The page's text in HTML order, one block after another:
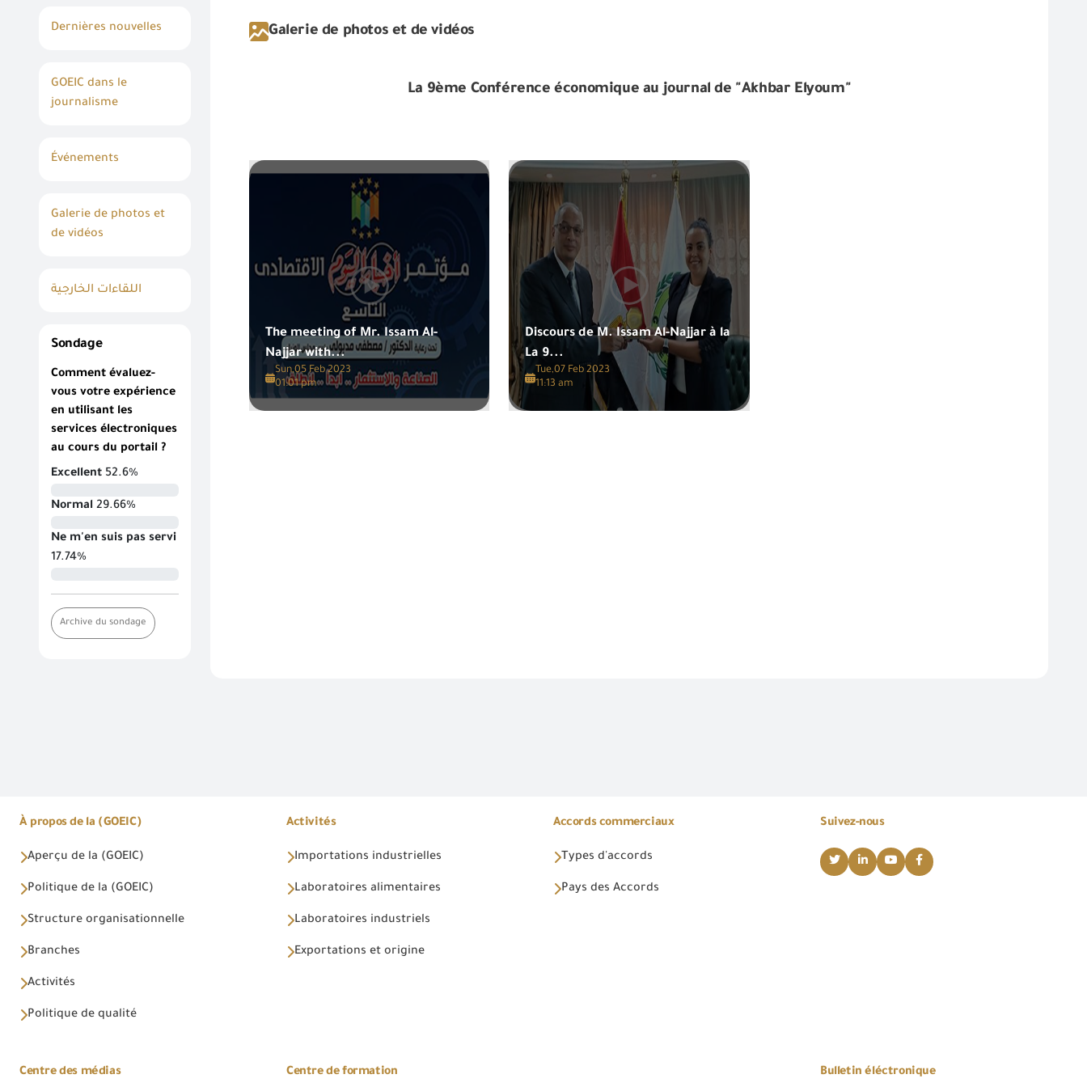
Dernières nouvelles
GOEIC dans le
journalisme
Événements
Galerie de photos et
de vidéos
اللقاءات الخارجية
Sondage
Comment évaluez-
vous votre expérience
en utilisant les
services électroniques
au cours du portail ?
Excellent 52.6%
Normal 29.66%
Ne m'en suis pas servi
17.74%
Archive du sondage
Galerie de photos et de vidéos
La 9ème Conférence économique au journal de "Akhbar Elyoum"
The meeting of Mr. Issam Al-
Najjar with...
Sun,05 Feb 2023
01:01 pm
Discours de M. Issam Al-Najjar à la
La 9...
Tue,07 Feb 2023
11:13 am
À propos de la (GOEIC)
Aperçu de la (GOEIC)
Politique de la (GOEIC)
Structure organisationnelle
Branches
Activités
Politique de qualité
Activités
Importations industrielles
Laboratoires alimentaires
Laboratoires industriels
Exportations et origine
Accords commerciaux
Types d'accords
Pays des Accords
Suivez-nous
Centre des médias Centre de formation Bulletin éléctronique